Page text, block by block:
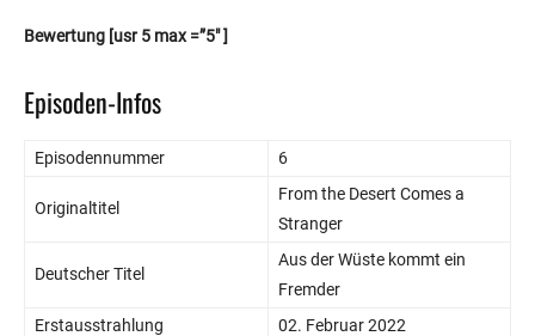
Bewertung [usr 5 max =”5″ ]
Episoden-Infos
Episodennummer 6
Originaltitel
From the Desert Comes a
Stranger
Deutscher Titel
Aus der Wüste kommt ein
Fremder
Erstausstrahlung
02. Februar 2022